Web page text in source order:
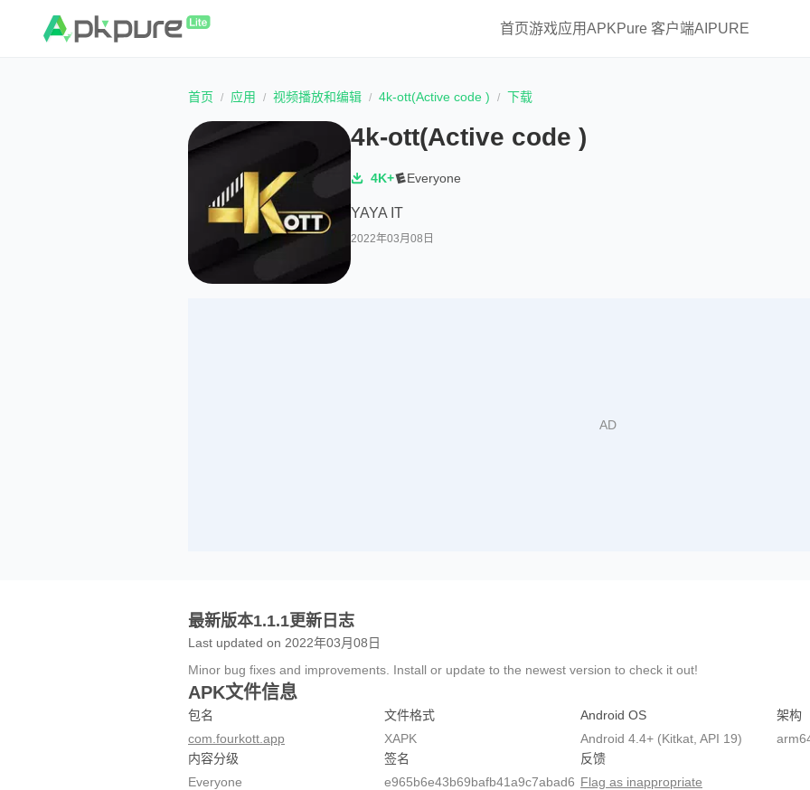
首页游戏应用APKPure 客户端AIPURE
首页 应用 视频播放和编辑 4k-ott(Active code ) 下载
4k-ott(Active code )
4K+ Everyone
YAYA IT
2022年03月08日
最新版本1.1.1更新日志
Last updated on 2022年03月08日
Minor bug fixes and improvements. Install or update to the newest version to check it out!
APK文件信息
包名
com.fourkott.app
文件格式
XAPK
Android OS
Android 4.4+ (Kitkat, API 19)
架构
内容分级
Everyone
签名
e965b6e43b69bafb41a9c7abad6
反馈
Flag as inappropriate